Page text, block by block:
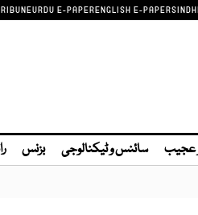
URDU E-PAPERENGLISH E-PAPER
عجیب سائنس و ٹیکنالوجی بزنس